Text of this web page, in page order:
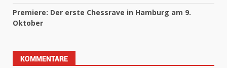
Premiere: Der erste Chessrave in Hamburg am 9.
Oktober
KOMMENTARE